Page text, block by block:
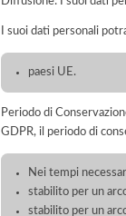
I suoi dati personali
paesi UE.
Periodo di
GDPR, il periodo di
Nei tempi
stabilito per un
stabilito per un